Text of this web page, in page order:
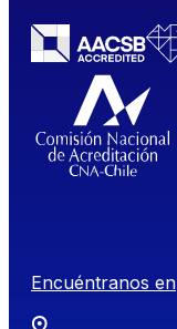
Encuéntranos en